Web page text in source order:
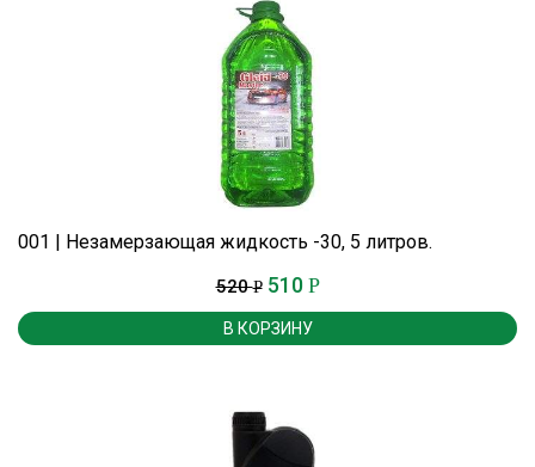
001 | Незамерзающая жидкость -30, 5 литров.
520Р 510 Р
В КОРЗИНУ